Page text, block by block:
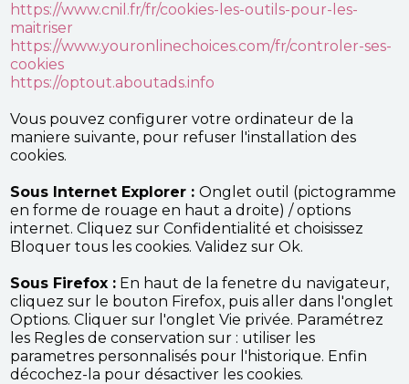
https://www.cnil.fr/fr/cookies-les-outils-pour-les-
maitriser
https://www.youronlinechoices.com/fr/controler-ses-
cookies
https://optout.aboutads.info
Vous pouvez configurer votre ordinateur de la
maniere suivante, pour refuser l'installation des
cookies.
Sous Internet Explorer : Onglet outil (pictogramme
en forme de rouage en haut a droite) / options
internet. Cliquez sur Confidentialité et choisissez
Bloquer tous les cookies. Validez sur Ok.
Sous Firefox : En haut de la fenetre du navigateur,
cliquez sur le bouton Firefox, puis aller dans l'onglet
Options. Cliquer sur l'onglet Vie privée. Paramétrez
les Regles de conservation sur : utiliser les
parametres personnalisés pour l'historique. Enfin
décochez-la pour désactiver les cookies.